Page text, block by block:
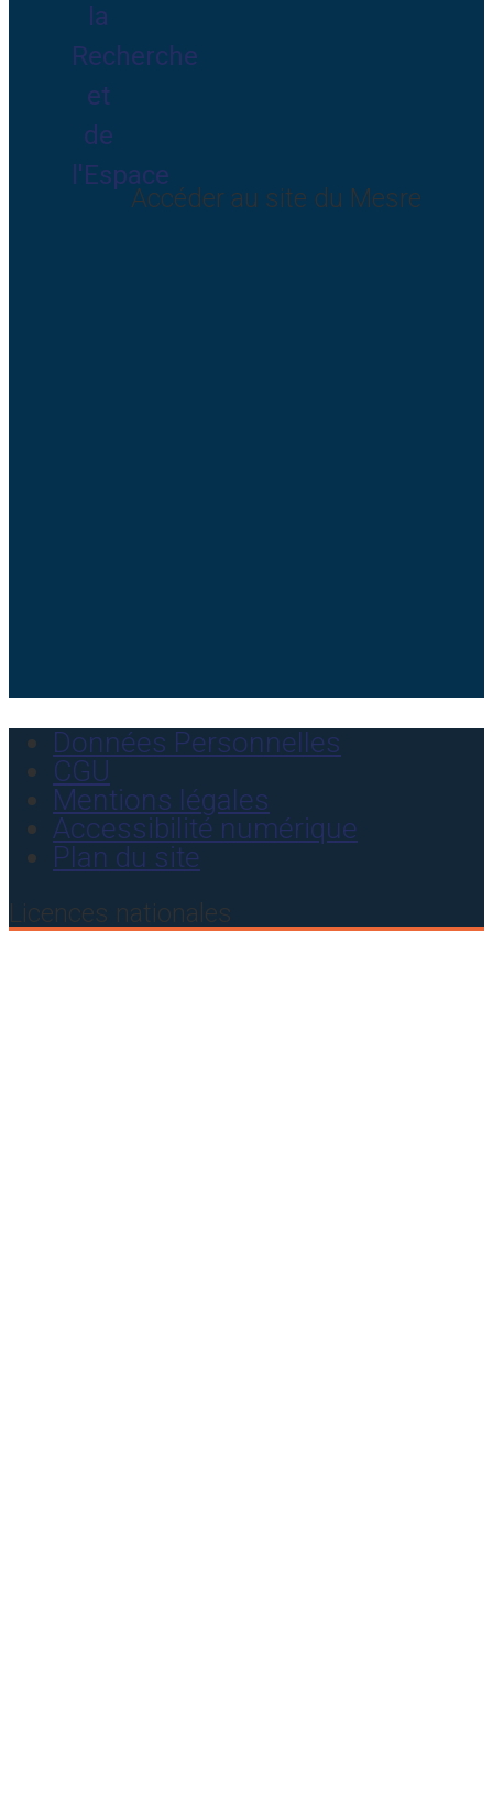
Accéder au site du Mesre
Données Personnelles
CGU
Mentions légales
Accessibilité numérique
Plan du site
Licences nationales